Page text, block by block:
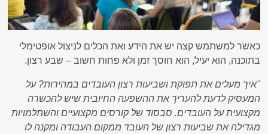
כאשר למשתמש קצה יש את הידע ואת הכלים לניצול אופטימלי
בתוכנה, הוא יעיל, הוא חוסך זמן ולא פחות חשוב – שבע רצון.
"איך מעלים את תפוקת ושביעות רצון העובדים במהירות? על
המעסיק לדעת להעריך את ההשפעה החיובית שיש להכשרה
מקצועית על העובדים. סבסוד של קורסים מקצועיים והשתלמויות
מגדילה את שביעות רצון של העובד ממקום העבודה ומקנה לו